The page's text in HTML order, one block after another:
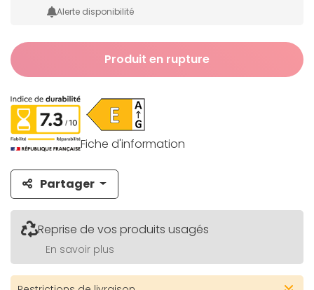
Alerte disponibilité
Produit en rupture
Fiche d'information
Partager
Reprise de vos produits usagés
En savoir plus